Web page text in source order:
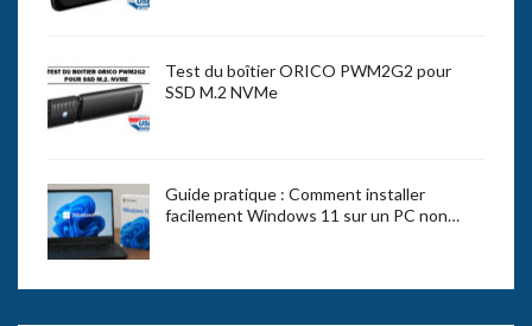
Test du boîtier ORICO PWM2G2 pour
SSD M.2 NVMe
Guide pratique : Comment installer
facilement Windows 11 sur un PC non…